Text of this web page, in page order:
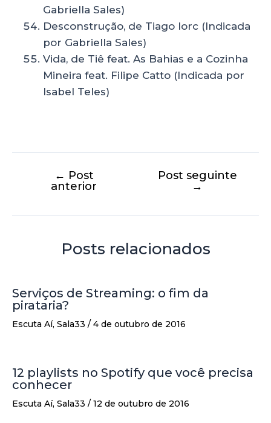
Gabriella Sales)
Desconstrução, de Tiago Iorc (Indicada
por Gabriella Sales)
Vida, de Tiê feat. As Bahias e a Cozinha
Mineira feat. Filipe Catto (Indicada por
Isabel Teles)
← Post
anterior
Post seguinte
→
Posts relacionados
Serviços de Streaming: o fim da
pirataria?
Escuta Aí, Sala33 / 4 de outubro de 2016
12 playlists no Spotify que você precisa
conhecer
Escuta Aí, Sala33 / 12 de outubro de 2016